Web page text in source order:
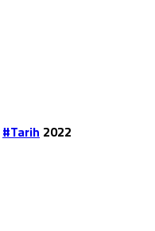
#Tarih 2022